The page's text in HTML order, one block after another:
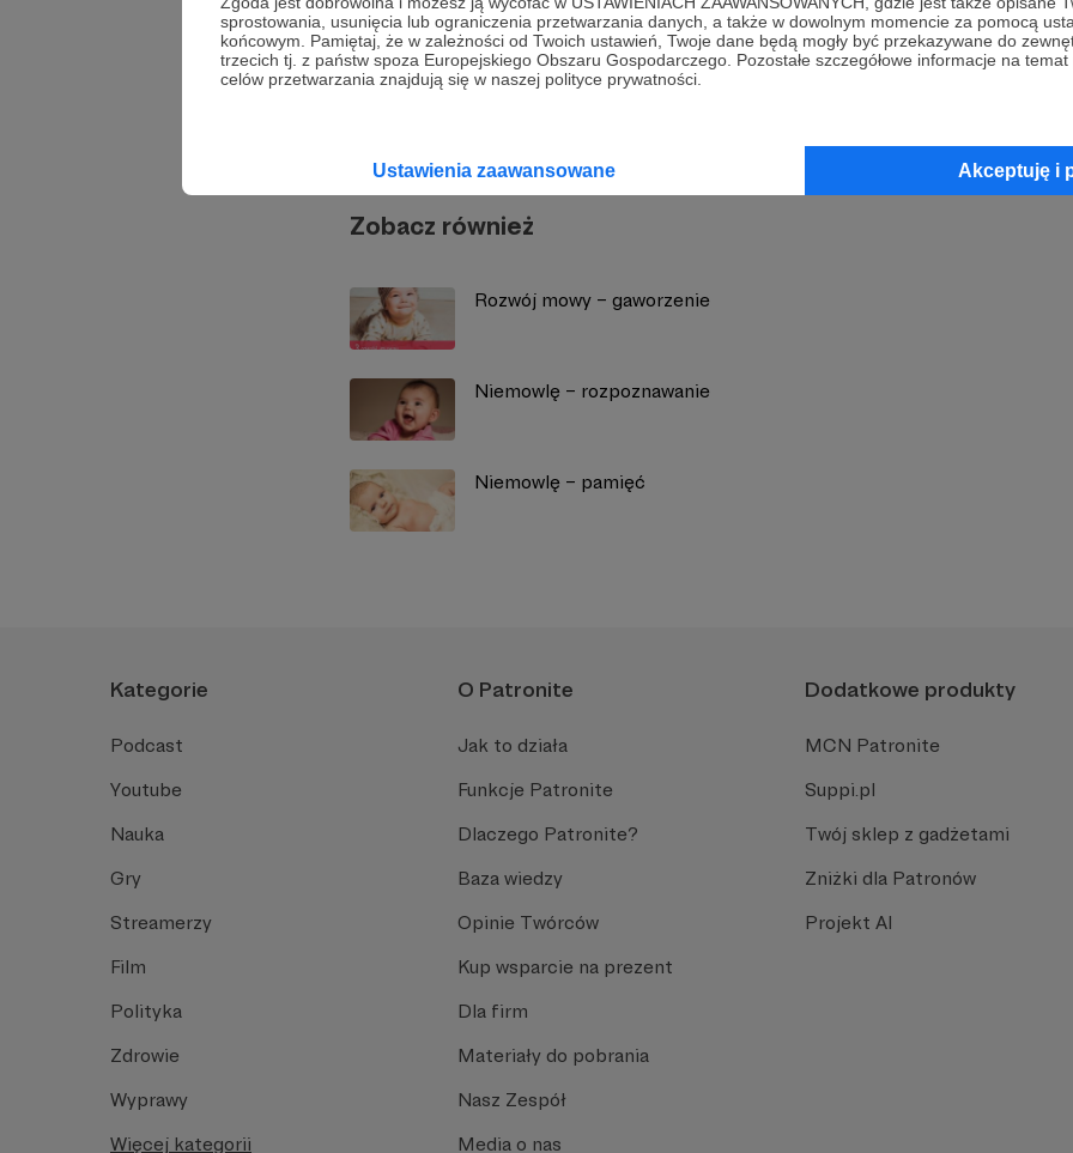
sprostowania, usunięcia lub ograniczenia przetwarzania danych, a także w dowolnym momencie za pomocą
końcowym. Pamiętaj, że w zależności od Twoich ustawień, Twoje dane będą mogły być przekazywane do
trzecich tj. z państw spoza Europejskiego Obszaru Gospodarczego. Pozostałe szczegółowe informacje na
celów przetwarzania znajdują się w naszej polityce prywatności.
Ustawienia zaawansowane Akceptuję i
Zobacz również
Rozwój mowy – gaworzenie
Niemowlę – rozpoznawanie
Niemowlę – pamięć
Kategorie
Podcast
Youtube
Nauka
Gry
Streamerzy
Film
Polityka
Zdrowie
Wyprawy
Więcej kategorii
O Patronite
Jak to działa
Funkcje Patronite
Dlaczego Patronite?
Baza wiedzy
Opinie Twórców
Kup wsparcie na prezent
Dla firm
Materiały do pobrania
Nasz Zespół
Media o nas
Dodatkowe produkty
MCN Patronite
Suppi.pl
Twój sklep z gadżetami
Zniżki dla Patronów
Projekt AI